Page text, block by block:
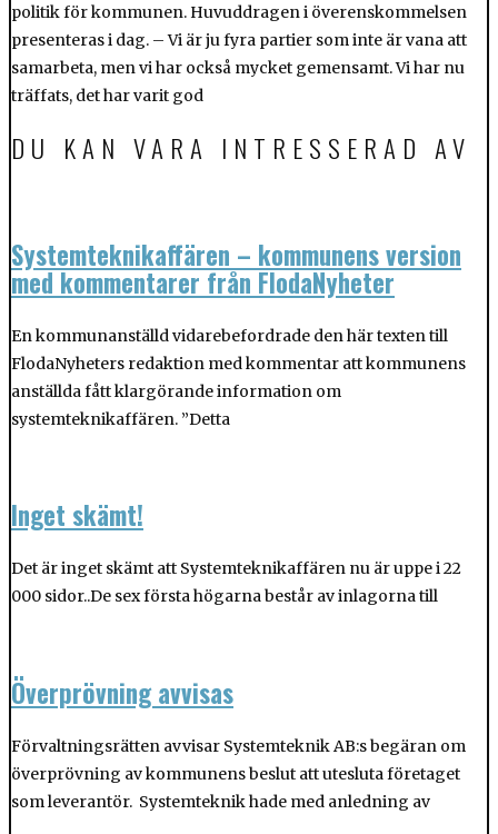
politik för kommunen. Huvuddragen i överenskommelsen
presenteras i dag. – Vi är ju fyra partier som inte är vana att
samarbeta, men vi har också mycket gemensamt. Vi har nu
träffats, det har varit god
DU KAN VARA INTRESSERAD AV
Systemteknikaffären – kommunens version
med kommentarer från FlodaNyheter
En kommunanställd vidarebefordrade den här texten till
FlodaNyheters redaktion med kommentar att kommunens
anställda fått klargörande information om
systemteknikaffären. ”Detta
Inget skämt!
Det är inget skämt att Systemteknikaffären nu är uppe i 22
000 sidor..De sex första högarna består av inlagorna till
Överprövning avvisas
Förvaltningsrätten avvisar Systemteknik AB:s begäran om
överprövning av kommunens beslut att utesluta företaget
som leverantör. Systemteknik hade med anledning av